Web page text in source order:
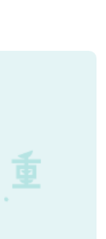
dispenser will